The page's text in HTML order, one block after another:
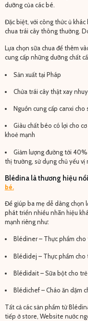
dưỡng của các bé.
Đặc biệt, với công thức ủ
chua trái cây thông thường.
Lựa chọn sữa chua để thêm
cung cấp những dưỡng chất
Sản xuất tại Pháp
Chứa trái cây thật xay
Nguồn cung cấp canxi
Giàu chất béo có lợi cho
khoẻ mạnh
Giảm lượng đường tới 40%
thị trường, sử dụng chủ yếu vị
Blédina là thương hiệu
bé.
Để giúp ba mẹ dễ dàng chọn
phát triển nhiều nhãn hiệu
mạnh riêng như:
Blédiner – Thực phẩm
Blédidej – Thực phẩm
Blédidait – Sữa bột cho
Blédichef – Cháo ăn dặm
Tất cả các sản phẩm từ
tiếp ở store, Website nước